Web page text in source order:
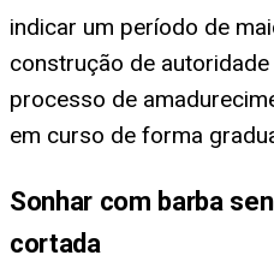
indicar um período de
construção de
processo de
em curso de forma
Sonhar com barba
cortada